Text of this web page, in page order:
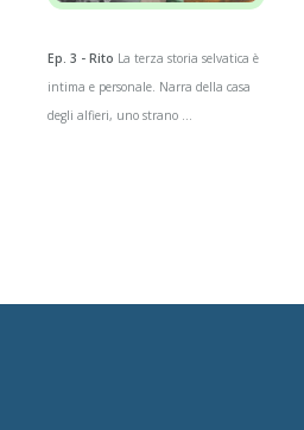
Ep. 3 - Rito La terza storia selvatica è
intima e personale. Narra della casa
degli alfieri, uno strano ...